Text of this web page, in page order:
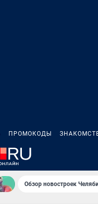
ПРОМОКОДЫ
Обзор новостроек